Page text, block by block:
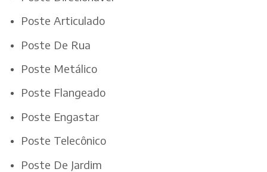
Poste Articulado
Poste De Rua
Poste Metálico
Poste Flangeado
Poste Engastar
Poste Telecônico
Poste De Jardim